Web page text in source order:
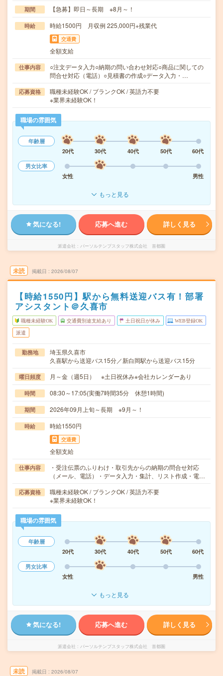
期間 【急募】即日～長期 ※8月～！
時給 時給1500円 月収例 225,000円+残業代
交通費
全額支給
仕事内容
○注文データ入力○納期の問い合わせ対応○商品に関しての
問合せ対応（電話）○見積書の作成○データ入力・…
応募資格
職種未経験OK / ブランクOK / 英語力不要
※業界未経験OK！
職場の雰囲気
年齢層
20代
30代 40代 50代
60代
男女比率
女性
男性
もっと見る
気になる! 応募へ進む 詳しく見る
派遣会社 パーソルテンプスタッフ株式会社 首都圏
未読 掲載日 2026/08/07
【時給1550円】駅から無料送迎バス有！部署
アシスタント＠久喜市
職種未経験OK 交通費別途支給あり 土日祝日が休み WEB登録OK
派遣
勤務地
埼玉県久喜市
久喜駅から送迎バス15分／新白岡駅から送迎バス15分
曜日頻度 月～金（週5日） ※土日祝休み※会社カレンダーあり
時間 08:30～17:05(実働7時間35分 休憩1時間)
期間 2026年09月上旬～長期 ※9月～！
時給 時給1550円
交通費
全額支給
仕事内容
・受注伝票のふりわけ・取引先からの納期の問合せ対応
（メール、電話）・データ入力・集計、リスト作成・電…
応募資格
職種未経験OK / ブランクOK / 英語力不要
※業界未経験OK！
職場の雰囲気
年齢層
20代
30代 40代 50代
60代
男女比率
女性
男性
もっと見る
気になる! 応募へ進む 詳しく見る
派遣会社 パーソルテンプスタッフ株式会社 首都圏
未読 掲載日 2026/08/07